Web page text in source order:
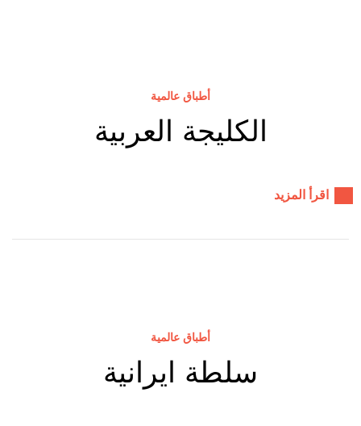
أطباق عالمية
الكليجة العربية
اقرأ المزيد
أطباق عالمية
سلطة ايرانية